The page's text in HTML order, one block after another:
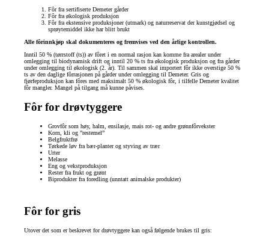
Fôr fra sertifiserte Demeter gårder
Fôr fra økologisk produksjon
Fôr fra ekstensive produksjoner (utmark) og naturreservat der kunstgjødsel og
sprøytemiddel ikke har blitt brukt
Alle fôrinnkjøp skal dokumenteres og fremvises ved den årlige kontrollen.
Inntil 50 % (tørrstoff (ts)) av fôret i en normal rasjon kan komme fra arealer under
omlegging til biodynamisk drift og inntil 20 % ts fra økologisk produksjon og fra gårder
under omlegging til økologisk (2. år). Til sammen skal importert fôr ikke overstige 50 %
ts av den daglige fôrrasjonen på gårder under omlegging til Demeter. Gris og
fjørfeproduksjon kan fôres med maksimalt 50 % økologisk fôr, i tilfelle Demeter kvalitet
fôr mangler. Mangel på tilgang må kunne påvises.
Fôr for drøvtyggere
Grovfôr som høy, halm, ensilasje, mais rot- og andre grønnfôrvekster
Korn, kli og ”restemel”
Belgfruktfrø
Tørkede løv fra bær-planter og styving av trær
Urter
Melasse
Eng og vekstproduksjon
Rester fra frukt og grønt
Biprodukter fra foredling (unntatt animalske produkter)
Fôr for gris
Utover det som er beskrevet for drøvtyggere kan også følgende brukes til gris: